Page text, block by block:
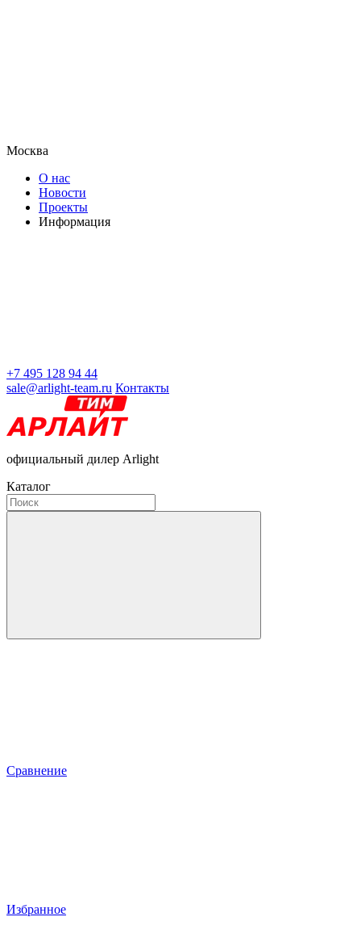
Москва
О нас
Новости
Проекты
Информация
+7 495 128 94 44
sale@arlight-team.ru Контакты
официальный дилер Arlight
Каталог
Сравнение
Избранное